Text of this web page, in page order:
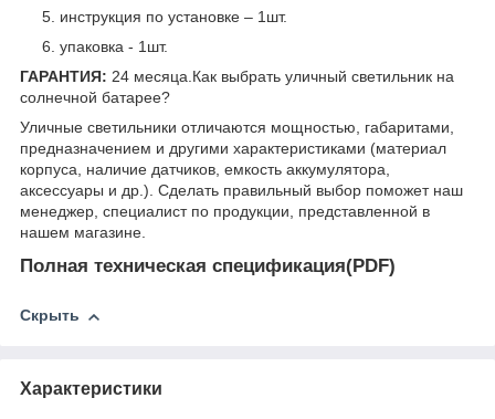
инструкция по установке – 1шт.
упаковка - 1шт.
ГАРАНТИЯ: 24 месяца. Как выбрать уличный светильник на
солнечной батарее?
Уличные светильники отличаются мощностью, габаритами,
предназначением и другими характеристиками (материал
корпуса, наличие датчиков, емкость аккумулятора,
аксессуары и др.). Сделать правильный выбор поможет наш
менеджер, специалист по продукции, представленной в
нашем магазине.
Полная техническая спецификация(PDF)
Скрыть
Характеристики